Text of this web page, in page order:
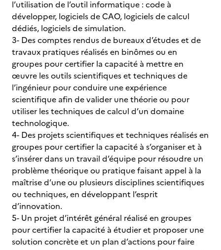
l’utilisation de l’outil informatique : code à
développer, logiciels de CAO, logiciels de calcul
dédiés, logiciels de simulation.
3- Des comptes rendus de bureaux d’études et de
travaux pratiques réalisés en binômes ou en
groupes pour certifier la capacité à mettre en
œuvre les outils scientifiques et techniques de
l’ingénieur pour conduire une expérience
scientifique afin de valider une théorie ou pour
utiliser les techniques de calcul d’un domaine
technologique.
4- Des projets scientifiques et techniques réalisés en
groupes pour certifier la capacité à s’organiser et à
s’insérer dans un travail d’équipe pour résoudre un
problème théorique ou pratique faisant appel à la
maîtrise d’une ou plusieurs disciplines scientifiques
ou techniques, en développant l’esprit
d’innovation.
5- Un projet d’intérêt général réalisé en groupes
pour certifier la capacité à étudier et proposer une
solution concrète et un plan d’actions pour faire